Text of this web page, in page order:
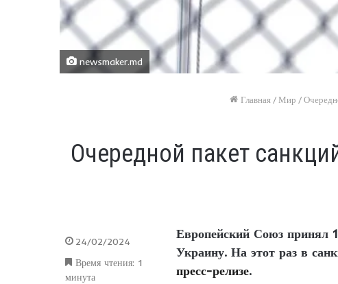
newsmaker.md
Главная /Мир /
Очередной пакет
Европейский Союз принял
Украину. На этот раз в
пресс-релизе.
24/02/2024
Время чтения: 1
минута